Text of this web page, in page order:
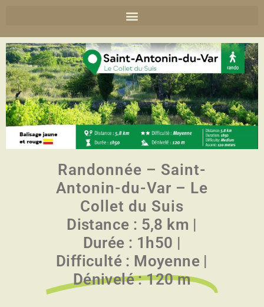
Randonnée – Saint-
Antonin-du-Var – Le
Collet du Suis
Distance : 5,8 km |
Durée : 1h50 |
Difficulté : Moyenne |
Dénivelé : 120 m